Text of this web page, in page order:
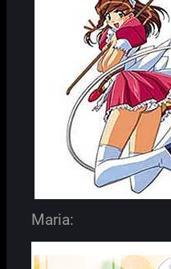
Maria: